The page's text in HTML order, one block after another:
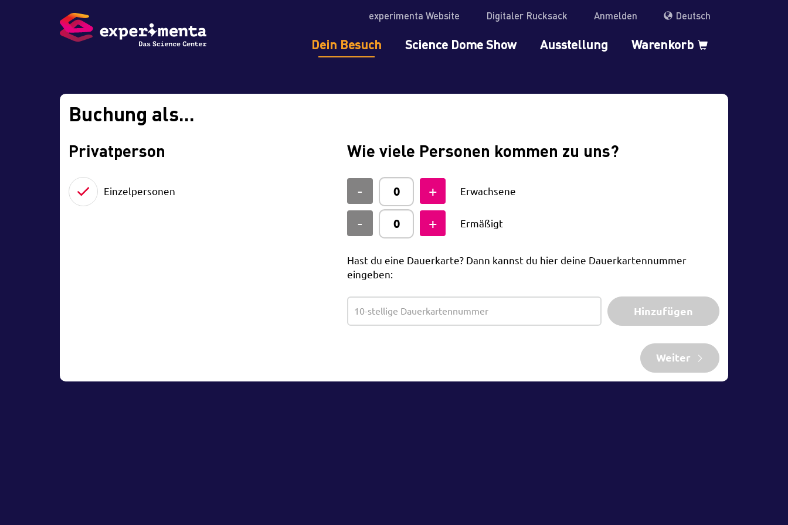
experimenta Website Digitaler Rucksack Anmelden Deutsch
Dein Besuch Science Dome Show Ausstellung Warenkorb
Buchung als...
Privatperson
Einzelpersonen
Wie viele Personen kommen zu uns?
Erwachsene
Ermäßigt
Hast du eine Dauerkarte? Dann kannst du hier deine Dauerkartennummer
eingeben:
Hinzufügen
Weiter